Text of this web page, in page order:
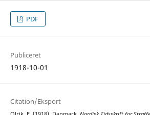
PDF
Publiceret
1918-10-01
Citation/Eksport